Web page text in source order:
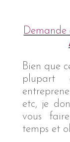
Demande
Bien que
plupart
etc, je
vous
temps et